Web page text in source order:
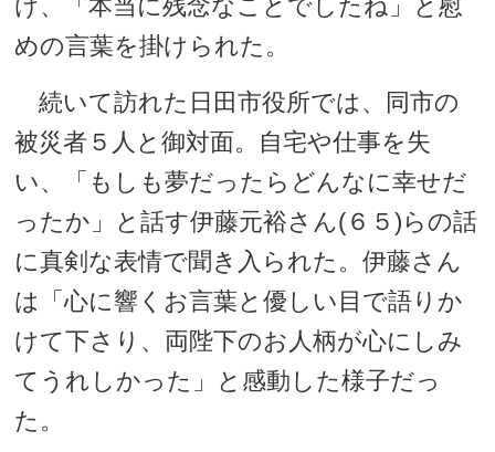
け、「本当に残念なことでしたね」と慰
めの言葉を掛けられた。
続いて訪れた日田市役所では、同市の
被災者５人と御対面。自宅や仕事を失
い、「もしも夢だったらどんなに幸せだ
ったか」と話す伊藤元裕さん(６５)らの話
に真剣な表情で聞き入られた。伊藤さん
は「心に響くお言葉と優しい目で語りか
けて下さり、両陛下のお人柄が心にしみ
てうれしかった」と感動した様子だっ
た。